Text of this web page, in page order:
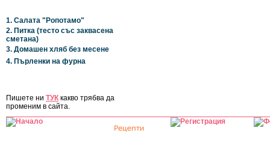
1. Салата "Ропотамо"
2. Питка (тесто със заквасена
сметана)
3. Домашен хляб без месене
4. Пърленки на фурна
Пишете ни ТУК какво трябва да
променим в сайта.